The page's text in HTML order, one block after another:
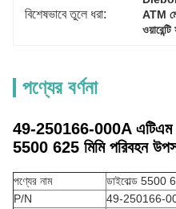
বিশেষভাবে তুলে ধরা: ATM
পণ্যের বর্ণনা
49-250166-000A এটিএম
5500 625 মিমি পরিবহন
পণ্যের নাম
ডাইবোল্ড 5500
P/N
49-250166-